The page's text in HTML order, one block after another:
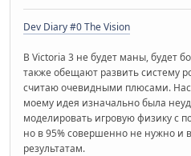
Dev Diary #0 The Vision
В Victoria 3 не будет маны, будет
также обещают развить систему
считаю очевидными плюсами.
моему идея изначально была
моделировать игровую физику с
но в 95% совершенно не нужно и
результатам.